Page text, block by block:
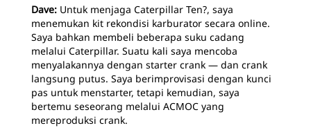
Dave: Untuk menjaga Caterpillar Ten?, saya
menemukan kit rekondisi karburator secara online.
Saya bahkan membeli beberapa suku cadang
melalui Caterpillar. Suatu kali saya mencoba
menyalakannya dengan starter crank — dan crank
langsung putus. Saya berimprovisasi dengan kunci
pas untuk menstarter, tetapi kemudian, saya
bertemu seseorang melalui ACMOC yang
mereproduksi crank.